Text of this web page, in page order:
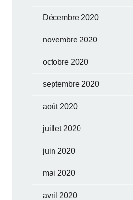
Décembre 2020
novembre 2020
octobre 2020
septembre 2020
août 2020
juillet 2020
juin 2020
mai 2020
avril 2020